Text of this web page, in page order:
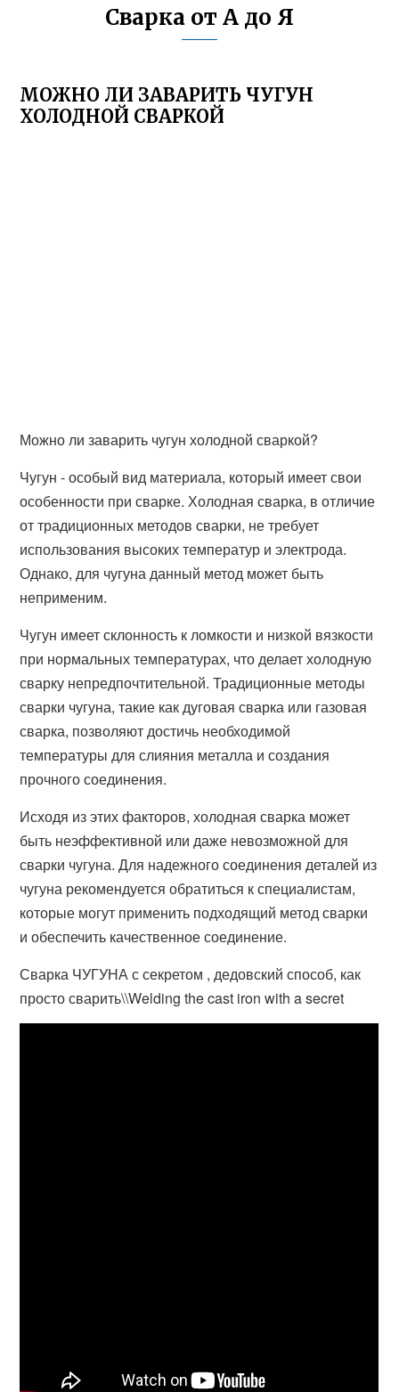
Сварка от А до Я
МОЖНО ЛИ ЗАВАРИТЬ ЧУГУН
ХОЛОДНОЙ СВАРКОЙ
Можно ли заварить чугун холодной сваркой?
Чугун - особый вид материала, который имеет свои
особенности при сварке. Холодная сварка, в отличие
от традиционных методов сварки, не требует
использования высоких температур и электрода.
Однако, для чугуна данный метод может быть
неприменим.
Чугун имеет склонность к ломкости и низкой вязкости
при нормальных температурах, что делает холодную
сварку непредпочтительной. Традиционные методы
сварки чугуна, такие как дуговая сварка или газовая
сварка, позволяют достичь необходимой
температуры для слияния металла и создания
прочного соединения.
Исходя из этих факторов, холодная сварка может
быть неэффективной или даже невозможной для
сварки чугуна. Для надежного соединения деталей из
чугуна рекомендуется обратиться к специалистам,
которые могут применить подходящий метод сварки
и обеспечить качественное соединение.
Сварка ЧУГУНА с секретом , дедовский способ, как
просто сварить\\Welding the cast iron with a secret